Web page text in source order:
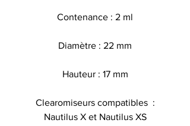
Contenance : 2 ml
Diamètre : 22 mm
Hauteur : 17 mm
Clearomiseurs compatibles :
Nautilus X et Nautilus XS